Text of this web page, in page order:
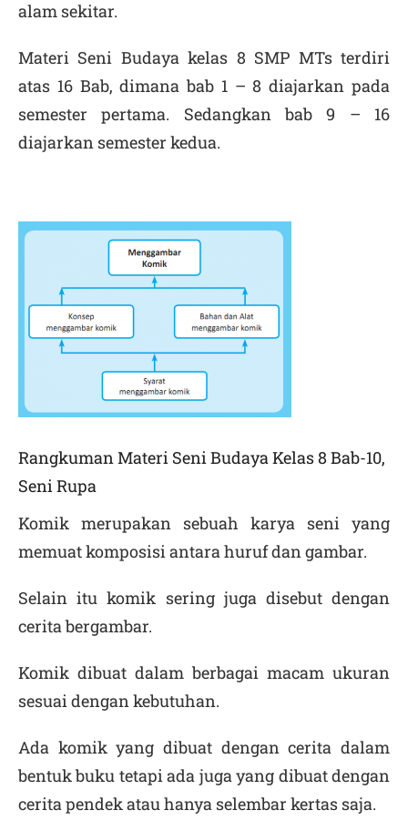
alam sekitar.
Materi Seni Budaya kelas 8 SMP MTs terdiri
atas 16 Bab, dimana bab 1 – 8 diajarkan pada
semester pertama. Sedangkan bab 9 – 16
diajarkan semester kedua.
Rangkuman Materi Seni Budaya Kelas 8 Bab-10,
Seni Rupa
Komik merupakan sebuah karya seni yang
memuat komposisi antara huruf dan gambar.
Selain itu komik sering juga disebut dengan
cerita bergambar.
Komik dibuat dalam berbagai macam ukuran
sesuai dengan kebutuhan.
Ada komik yang dibuat dengan cerita dalam
bentuk buku tetapi ada juga yang dibuat dengan
cerita pendek atau hanya selembar kertas saja.